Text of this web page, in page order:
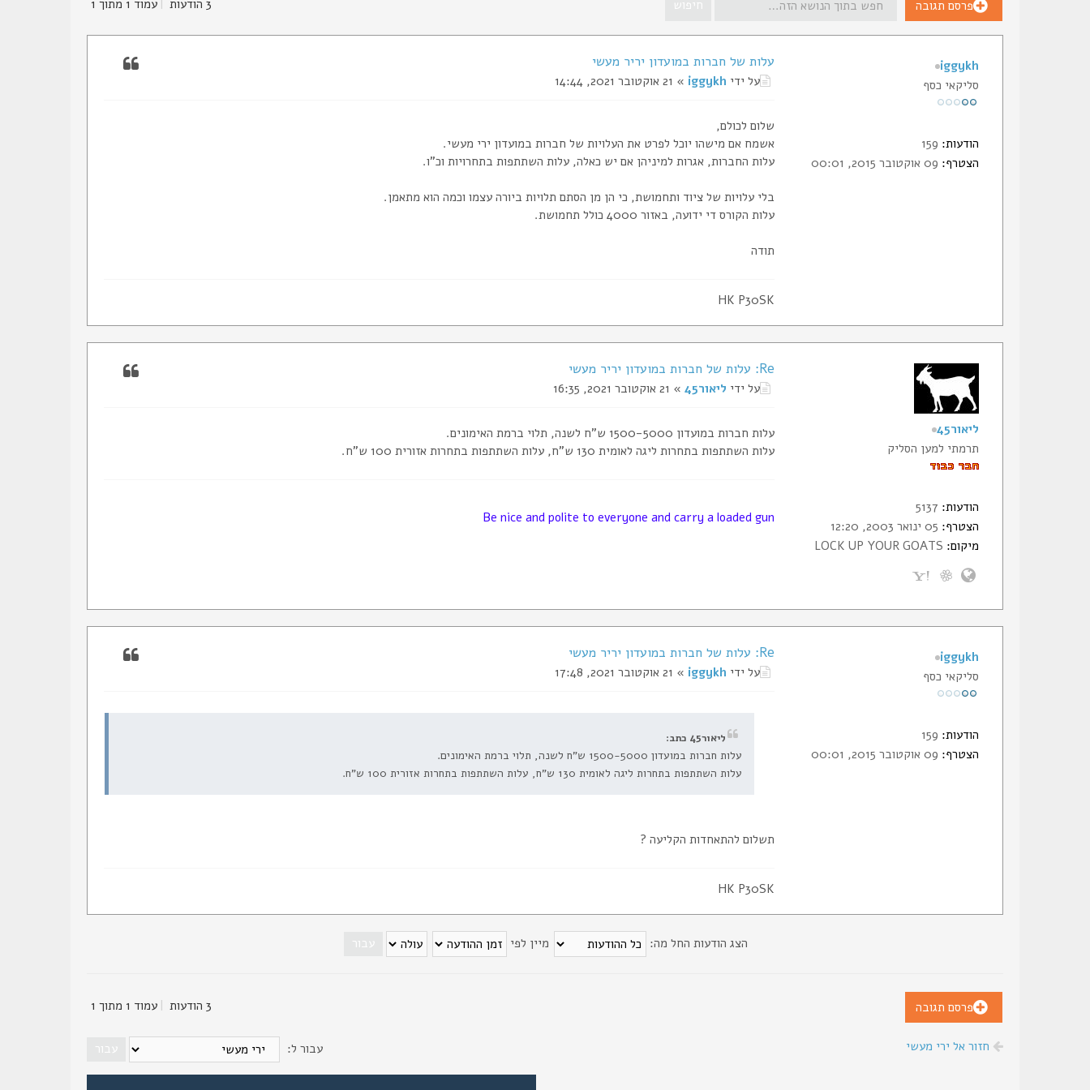
פרסם תגובה 3 הודעות עמוד 1 מתוך 1
עלות של חברות במועדון יריר מעשי
על ידי iggykh » 21 אוקטובר 2021, 14:44
שלום לכולם,
אשמח אם מישהו יוכל לפרט את העלויות של חברות במועדון ירי מעשי.
עלות החברות, אגרות למיניהן אם יש כאלה, עלות השתתפות בתחרויות וכ"ו.
בלי עלויות של ציוד ותחמושת, כי הן מן הסתם תלויות ביורה עצמו וכמה הוא מתאמן.
עלות הקורס די ידועה, באזור 4000 כולל תחמושת.
תודה
HK P30SK
iggykh
סליקאי כסף
הודעות:
הצטרף:
Re: עלות של חברות במועדון יריר מעשי
על ידי ליאור45 » 21 אוקטובר 2021, 16:35
עלות חברות במועדון 1500-5000 ש"ח לשנה, תלוי ברמת האימונים.
עלות השתתפות בתחרות ליגה לאומית 130 ש"ח, עלות השתתפות בתחרות אזורית 100 ש"ח.
Be nice and polite to everyone and carry a loaded gun
ליאור45
תרמתי למען הסליק
הודעות:
הצטרף:
מיקום:
Re: עלות של חברות במועדון יריר מעשי
על ידי iggykh » 21 אוקטובר 2021, 17:48
ליאור45 כתב:
עלות חברות במועדון 1500-5000 ש"ח לשנה, תלוי ברמת האימונים.
עלות השתתפות בתחרות ליגה לאומית 130 ש"ח, עלות השתתפות בתחרות אזורית 100 ש"ח.
תשלום להתאחדות הקליעה ?
HK P30SK
iggykh
סליקאי כסף
הודעות:
הצטרף:
הצג הודעות החל מה: מיין לפי
פרסם תגובה 3 הודעות | עמוד 1 מתוך 1
חזור אל ירי מעשי עבור ל: